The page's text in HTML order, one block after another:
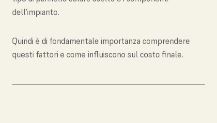
dell’impianto.
Quindi è di fondamentale importanza comprendere
questi fattori e come influiscono sul costo finale.